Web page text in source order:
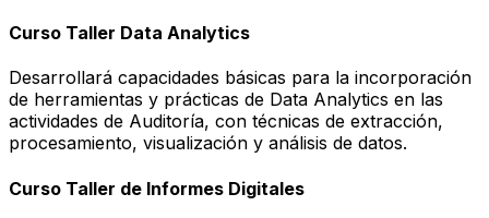
Curso Taller Data Analytics
Desarrollará capacidades básicas para la incorporación
de herramientas y prácticas de Data Analytics en las
actividades de Auditoría, con técnicas de extracción,
procesamiento, visualización y análisis de datos.
Curso Taller de Informes Digitales